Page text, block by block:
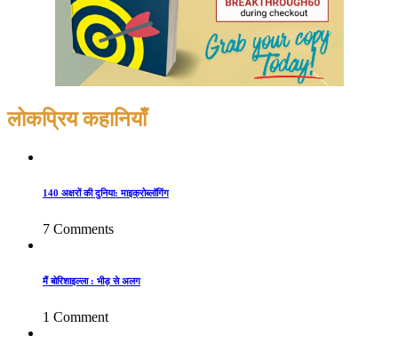
लोकप्रिय कहानियाँ
140 अक्षरों की दुनिया: माइक्रोब्लॉगिंग
7 Comments
मैं बोरिशाइल्ला : भीड़ से अलग
1 Comment